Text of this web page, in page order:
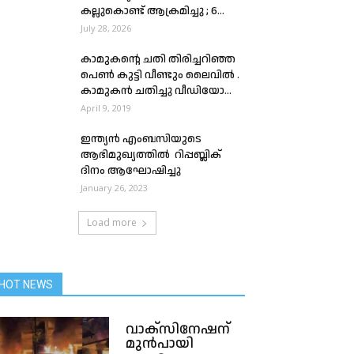
കല്ലുകൊണ്ട് ആക്രമിച്ചു ; 6...
July 28, 2026
കാമുകന്റെ ചതി തിരിച്ചറിഞ്ഞ
പെൺ കുട്ടി വീണ്ടും ലൈവിൽ .
കാമുകൻ ചതിച്ചു വീഡിയോ...
April 9, 2019
ഇന്ത്യൻ എംബസിയുടെ
ആഭിമുഖ്യത്തിൽ റിപ്പബ്ലിക്
ദിനം ആഘോഷിച്ചു
January 26, 2023
Load more
NEWS
വാക്സിനേഷന്
മുൻപായി